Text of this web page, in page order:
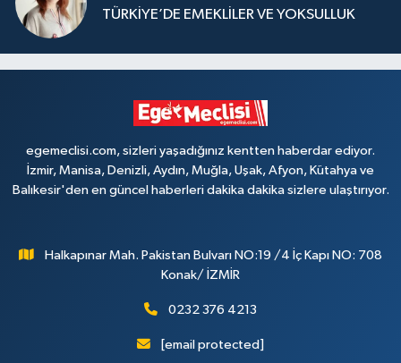
TÜRKİYE’DE EMEKLİLER VE YOKSULLUK
egemeclisi.com, sizleri yaşadığınız kentten haberdar ediyor.
İzmir, Manisa, Denizli, Aydın, Muğla, Uşak, Afyon, Kütahya ve
Balıkesir'den en güncel haberleri dakika dakika sizlere ulaştırıyor.
Halkapınar Mah. Pakistan Bulvarı NO:19 /4 İç Kapı NO: 708
Konak/ İZMİR
0232 376 4213
[email protected]